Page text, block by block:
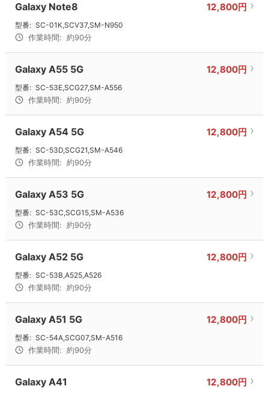
Galaxy Note8 12,800円
型番: SC-01K,SCV37,SM-N950
作業時間: 約90分
Galaxy A55 5G 12,800円
型番: SC-53E,SCG27,SM-A556
作業時間: 約90分
Galaxy A54 5G 12,800円
型番: SC-53D,SCG21,SM-A546
作業時間: 約90分
Galaxy A53 5G 12,800円
型番: SC-53C,SCG15,SM-A536
作業時間: 約90分
Galaxy A52 5G 12,800円
型番: SC-53B,A525,A526
作業時間: 約90分
Galaxy A51 5G 12,800円
型番: SC-54A,SCG07,SM-A516
作業時間: 約90分
Galaxy A41 12,800円